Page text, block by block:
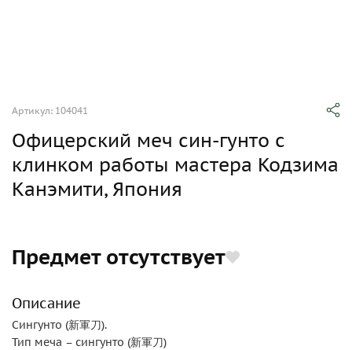
Артикул: 104041
Офицерский меч син-гунто с
клинком работы мастера Кодзима
Канэмити, Япония
Предмет отсутствует
Описание
Сингунто (新軍刀).
Тип меча – сингунто (新軍刀)